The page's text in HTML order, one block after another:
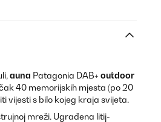
auna Patagonia DAB+ outdoor
40 memorijskih mjesta (po 20
vijesti s bilo kojeg kraja svijeta.
mreži. Ugrađena litij-